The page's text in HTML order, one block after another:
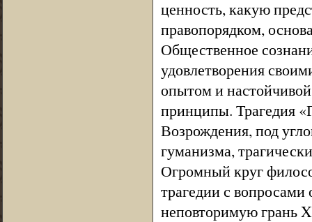
ценность, какую
правопорядком,
Общественное
удовлетворения
опытом и
принципы. Трагедия
Возрождения, под
гуманизма,
Огромный круг
трагедии с
неповторимую грань